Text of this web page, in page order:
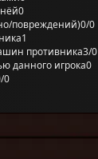
0
повреждений)0/0
1
противника3/0
данного игрока0
0